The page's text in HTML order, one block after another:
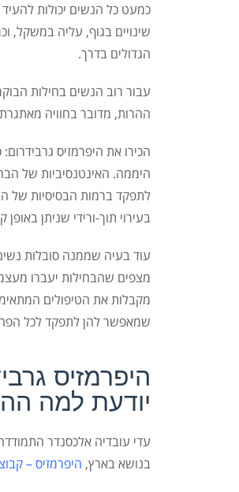
כמעט כל הנשים יכולות
שינויים בגוף, עליה במשקל,
הגדולים בדרך.
ההרות, מדובר בחוויה
הכירו את היפרמזיס
היממה. האינטנסיביות של
לתפקד ברמות הבסיסיות של
בעירוי תוך-ורידי שניתן באופן
עוד בעיה שממנה סובלות
מצפים שהבחילות יעברו
מקבלות את הטיפולים
שמאפשר להן לתפקד לכל
היפרמזיס
יודעת למה
עדי עובדיה אלכסנדר
בנושא בארץ, היפרמזיס –